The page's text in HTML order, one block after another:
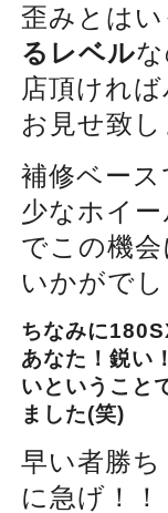
歪みとは
るレベル
店頂けれ
お見せ致し
補修ベー
少なホイ
でこの機
いかがでし
ちなみに
あなた！鋭い
いということ
ました(笑)
早い者勝
に急げ！！